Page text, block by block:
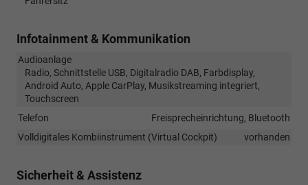
Infotainment & Kommunikation
Audioanlage
Radio, Schnittstelle USB, Digitalradio DAB, Farbdisplay,
Android Auto, Apple CarPlay, Musikstreaming integriert,
Touchscreen
Telefon
Freisprecheinrichtung, Bluetooth
Volldigitales Kombiinstrument (Virtual Cockpit)
vorhanden
Sicherheit & Assistenz